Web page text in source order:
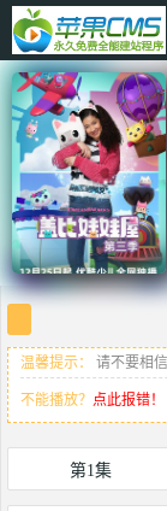
温馨提示： 请不要相
不能播放？ 点此报错！
第1集